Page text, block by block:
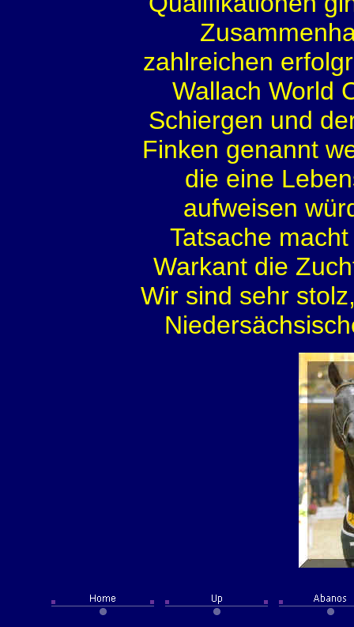
zahlreichen
Wallach World
Schiergen und
Finken genannt
die eine
aufweisen
Tatsache
Warkant die
Wir sind sehr